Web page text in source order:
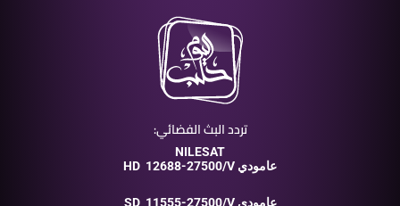
تردد البث الفضائي:
NILESAT
HD
12688-27500/V عامودي
SD 11555-27500/V عامودي